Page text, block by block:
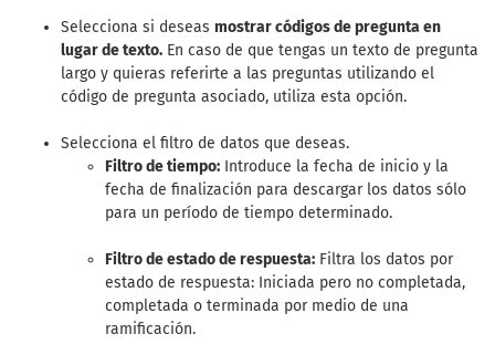
Selecciona si deseas mostrar códigos de pregunta en
lugar de texto. En caso de que tengas un texto de pregunta
largo y quieras referirte a las preguntas utilizando el
código de pregunta asociado, utiliza esta opción.
Selecciona el filtro de datos que deseas.
Filtro de tiempo: Introduce la fecha de inicio y la
fecha de finalización para descargar los datos sólo
para un período de tiempo determinado.
Filtro de estado de respuesta: Filtra los datos por
estado de respuesta: Iniciada pero no completada,
completada o terminada por medio de una
ramificación.